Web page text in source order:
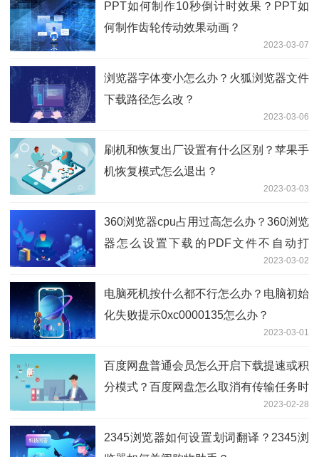
PPT如何制作10秒倒计时效果？PPT如
何制作齿轮传动效果动画？
2023-03-07
浏览器字体变小怎么办？火狐浏览器文件
下载路径怎么改？
2023-03-06
刷机和恢复出厂设置有什么区别？苹果手
机恢复模式怎么退出？
2023-03-03
360浏览器cpu占用过高怎么办？360浏览
器怎么设置下载的PDF文件不自动打
2023-03-02
电脑死机按什么都不行怎么办？电脑初始
化失败提示0xc0000135怎么办？
2023-03-01
百度网盘普通会员怎么开启下载提速或积
分模式？百度网盘怎么取消有传输任务时
2023-02-28
2345浏览器如何设置划词翻译？2345浏